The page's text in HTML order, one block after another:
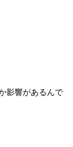
影響があるんで